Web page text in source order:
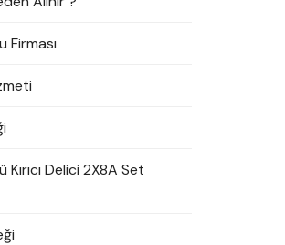
Firması
Delici 2X8A Set